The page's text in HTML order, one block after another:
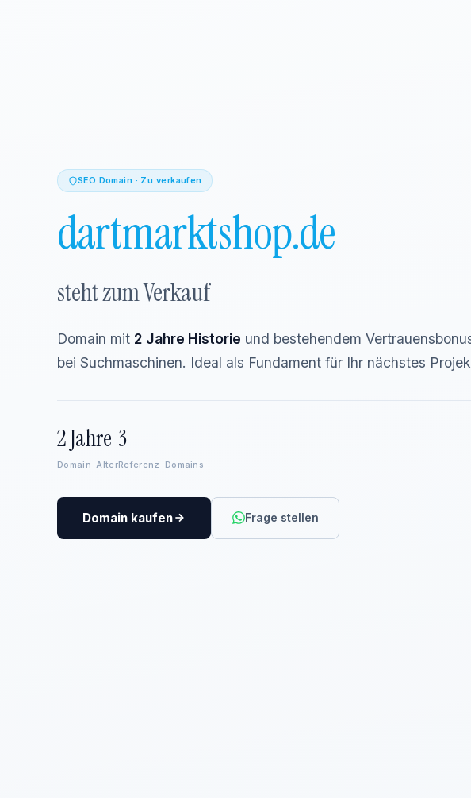
SEO Domain · Zu verkaufen
dartmarktshop.de
steht zum Verkauf
Domain mit 2 Jahre Historie und bestehendem
bei Suchmaschinen. Ideal als Fundament für Ihr nächstes
2 Jahre
Domain-Alter
3
Referenz-Domains
Domain kaufen Frage stellen